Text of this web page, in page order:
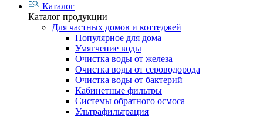
Каталог
Каталог продукции
Для частных домов и коттеджей
Популярное для дома
Умягчение воды
Очистка воды от железа
Очистка воды от сероводорода
Очистка воды от бактерий
Кабинетные фильтры
Системы обратного осмоса
Ультрафильтрация